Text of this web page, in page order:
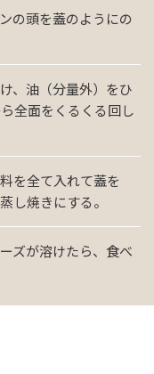
の頭を蓋のようにの
、油（分量外）をひ
全面をくるくる回し
を全て入れて蓋を
し焼きにする。
ズが溶けたら、食べ